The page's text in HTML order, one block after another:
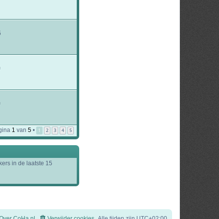
1 van 5 • 1 2 3 4 5
in de laatste 15